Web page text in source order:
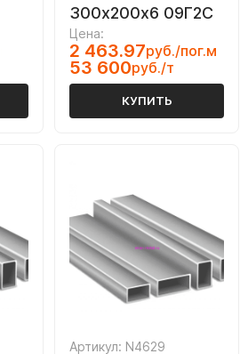
300х200х6 09Г2С
Цена:
2 463.97руб./пог.м
53 600руб./т
КУПИТЬ
Артикул: N4629